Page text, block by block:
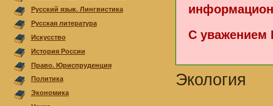
Русский язык. Лингвистика
Русская литература
Искусство
История России
Право. Юриспруденция
Политика
Экономика
С уважением
Экология